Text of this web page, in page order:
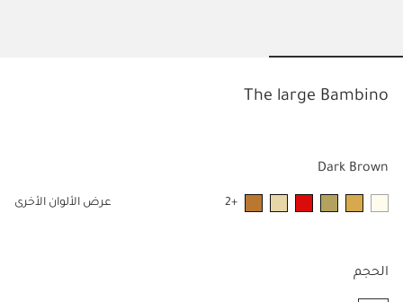
The large Bambino
Dark Brown
+2 عرض الألوان الأخرى
الحجم